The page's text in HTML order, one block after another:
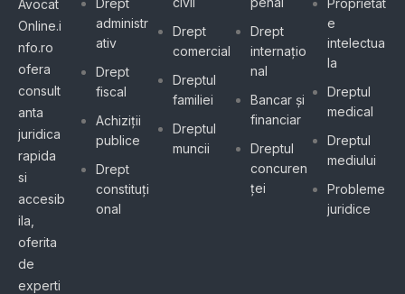
Avocat
Online.i
nfo.ro
ofera
consult
anta
juridica
rapida
si
accesib
ila,
oferita
de
experti
administr
ativ
Drept
fiscal
Achiziții
publice
Drept
constituți
onal
Drept
comercial
Dreptul
familiei
Dreptul
muncii
Drept
internațio
nal
Bancar și
financiar
Dreptul
concuren
ței
e
intelectua
la
Dreptul
medical
Dreptul
mediului
Probleme
juridice